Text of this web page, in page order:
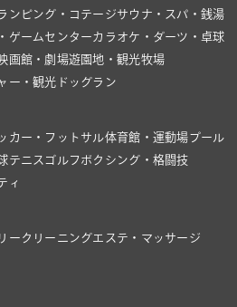
ンピング・コテージサウナ・スパ・銭湯
ゲームセンターカラオケ・ダーツ・卓球
画館・劇場遊園地・観光牧場
ー・観光 ドッグラン
カー・フットサル体育館・運動場プール
テニス ゴルフ ボクシング・格闘技
ィ
ー クリーニングエステ・マッサージ